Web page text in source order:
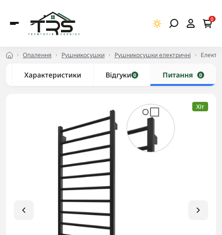
0
Опалення Рушникосушки Рушникосушки електричні
Характеристики Відгуки 0 Питання 0
Хіт